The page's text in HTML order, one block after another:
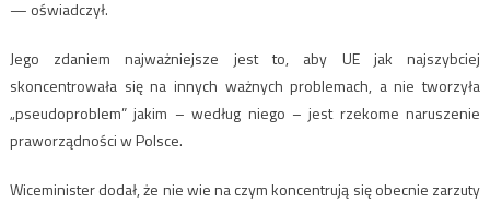
— oświadczył.
Jego zdaniem najważniejsze jest to, aby UE jak najszybciej
skoncentrowała się na innych ważnych problemach, a nie tworzyła
„pseudoproblem” jakim – według niego – jest rzekome naruszenie
praworządności w Polsce.
Wiceminister dodał, że nie wie na czym koncentrują się obecnie zarzuty